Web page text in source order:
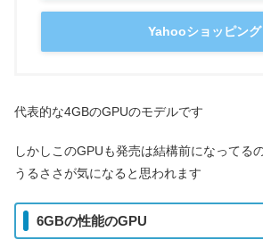
Yahooショッピング
代表的な4GBのGPUのモデルです
しかしこのGPUも発売は結構前になってる
うるささが気になると思われます
6GBの性能のGPU